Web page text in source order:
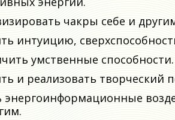
чакры себе и
интуицию,
умственные способности.
и реализовать творческий
энергоинформационные